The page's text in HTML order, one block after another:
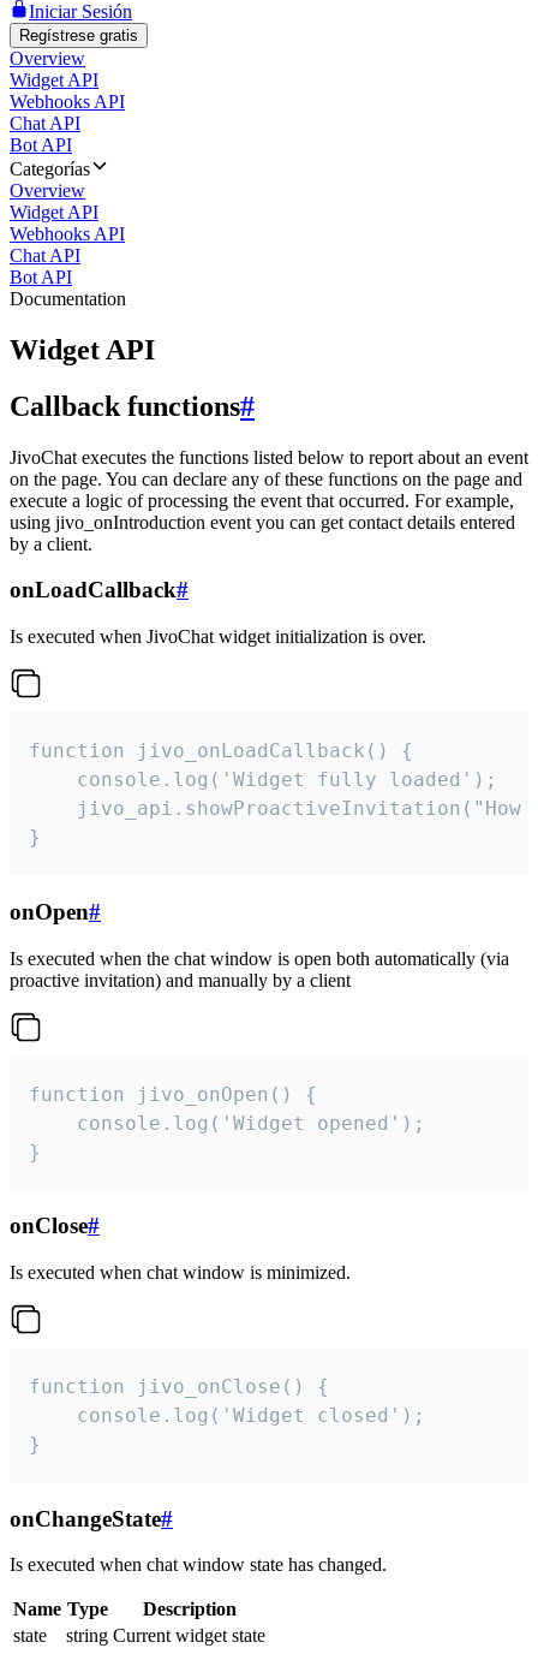
Iniciar Sesión
Regístrese gratis
Overview
Widget API
Webhooks API
Chat API
Bot API
Categorías
Overview
Widget API
Webhooks API
Chat API
Bot API
Documentation
Widget API
Callback functions#
JivoChat executes the functions listed below to report about an event
on the page. You can declare any of these functions on the page and
execute a logic of processing the event that occurred. For example,
using jivo_onIntroduction event you can get contact details entered
by a client.
onLoadCallback#
Is executed when JivoChat widget initialization is over.
function jivo_onLoadCallback() {
    console.log('Widget fully loaded');
jivo_api.showProactiveInvitation("How
}
onOpen#
Is executed when the chat window is open both automatically (via
proactive invitation) and manually by a client
function jivo_onOpen() {
    console.log('Widget opened');
}
onClose#
Is executed when chat window is minimized.
function jivo_onClose() {
    console.log('Widget closed');
}
onChangeState#
Is executed when chat window state has changed.
Name Type
Description
state
string Current widget state